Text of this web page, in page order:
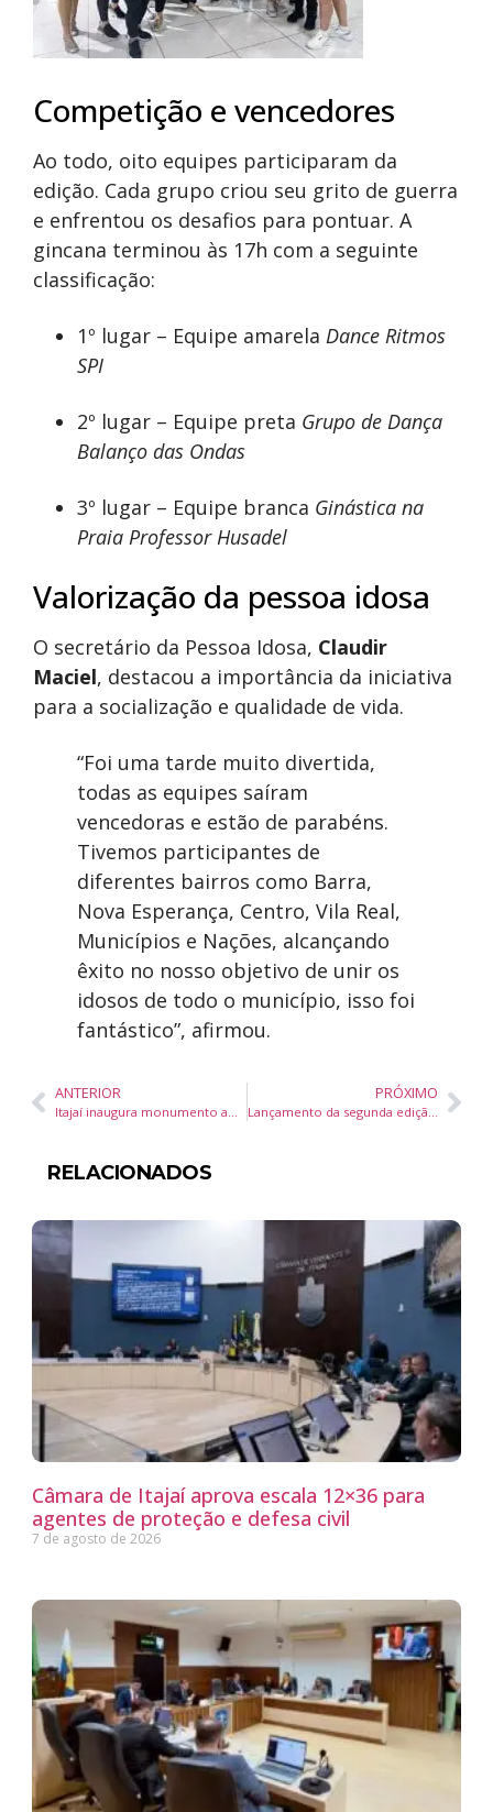
Competição e vencedores
Ao todo, oito equipes participaram da
edição. Cada grupo criou seu grito de guerra
e enfrentou os desafios para pontuar. A
gincana terminou às 17h com a seguinte
classificação:
1º lugar – Equipe amarela Dance Ritmos
SPI
2º lugar – Equipe preta Grupo de Dança
Balanço das Ondas
3º lugar – Equipe branca Ginástica na
Praia Professor Husadel
Valorização da pessoa idosa
O secretário da Pessoa Idosa, Claudir
Maciel, destacou a importância da iniciativa
para a socialização e qualidade de vida.
“Foi uma tarde muito divertida,
todas as equipes saíram
vencedoras e estão de parabéns.
Tivemos participantes de
diferentes bairros como Barra,
Nova Esperança, Centro, Vila Real,
Municípios e Nações, alcançando
êxito no nosso objetivo de unir os
idosos de todo o município, isso foi
fantástico”, afirmou.
ANTERIOR
Itajaí inaugura monumento ao cão-herói Ice, primeiro guarda-vidas do Brasil
PRÓXIMO
Lançamento da segunda edição de “Inteligência Emocional Feminina”, de Simone Salgado, movimenta São Paulo
RELACIONADOS
Câmara de Itajaí aprova escala 12×36 para
agentes de proteção e defesa civil
7 de agosto de 2026